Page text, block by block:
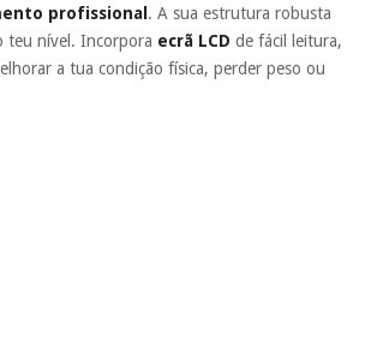
os seus dados a terceiros nem o
crédito pessoal.
profissional . A sua estrutura robusta
teu nível. Incorpora ecrã LCD de fácil leitura,
a tua condição física, perder peso ou